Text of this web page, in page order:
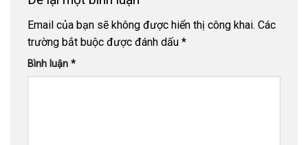
Email của bạn sẽ không được hiển thị công khai. Các
trường bắt buộc được đánh dấu *
Bình luận *